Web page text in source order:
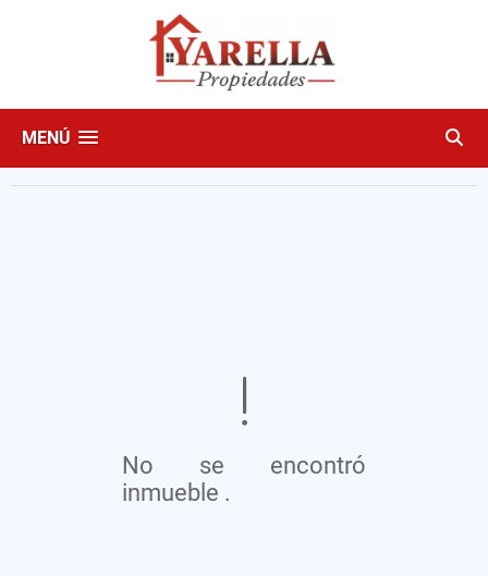
MENÚ
No se encontró
inmueble .